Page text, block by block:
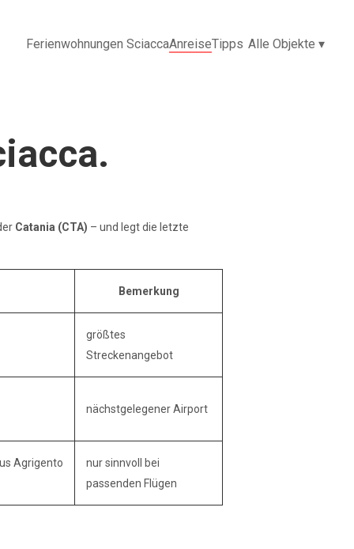
Ferienwohnungen SciaccaAnreiseTipps Alle Objekte ▾
Catania (CTA) – und legt die letzte
Bemerkung
größtes
Streckenangebot
nächst­gelegener Airport
Agrigento
nur sinnvoll bei
passenden Flügen